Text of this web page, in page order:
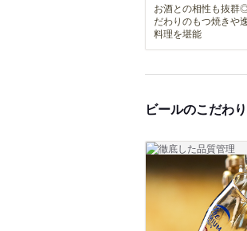
お酒との相性も抜群
だわりのもつ焼きや
料理を堪能
ビールのこだわり